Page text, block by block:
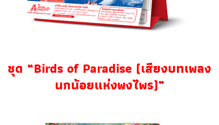
ชุด “Birds of Paradise (เสียงบทเพลง
นกน้อยแห่งพงไพร)”